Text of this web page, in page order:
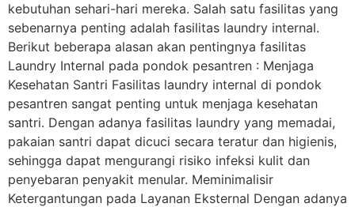
kebutuhan sehari-hari mereka. Salah satu fasilitas yang
sebenarnya penting adalah fasilitas laundry internal.
Berikut beberapa alasan akan pentingnya fasilitas
Laundry Internal pada pondok pesantren : Menjaga
Kesehatan Santri Fasilitas laundry internal di pondok
pesantren sangat penting untuk menjaga kesehatan
santri. Dengan adanya fasilitas laundry yang memadai,
pakaian santri dapat dicuci secara teratur dan higienis,
sehingga dapat mengurangi risiko infeksi kulit dan
penyebaran penyakit menular. Meminimalisir
Ketergantungan pada Layanan Eksternal Dengan adanya